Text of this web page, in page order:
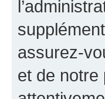
assurez-
et de notre